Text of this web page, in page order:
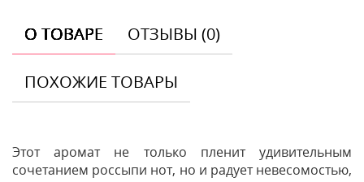
О ТОВАРЕ ОТЗЫВЫ (0)
ПОХОЖИЕ ТОВАРЫ
Этот аромат не только пленит удивительным
сочетанием россыпи нот, но и радует невесомостью,